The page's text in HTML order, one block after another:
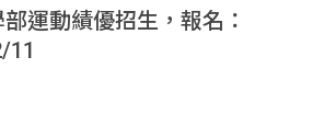
運動績優招生，報名：
11